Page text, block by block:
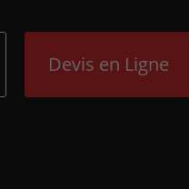
Devis en Ligne